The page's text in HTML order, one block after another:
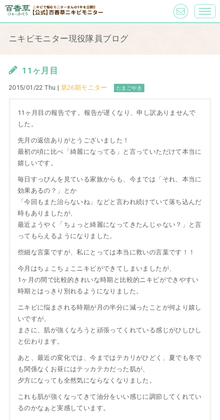
ニキビモニター現役隊員ブログ
11ヶ月目
2015/01/22 Thu | 第26期モニター たまごやき
11ヶ月目の報告です。報告が遅くなり、申し訳ありませんで
した。
先月の返信ありがとうございました！
最初の頃に比べ「綺麗になってる」と言っていただけて本当に
嬉しいです。
毎日すっぴんを見ている家族からも、今までは「それ、本当に
効果あるの？」とか
「今回もまた治らないね」などと言われ続けていて落ち込んだ
時もありましたが、
最近ようやく「ちょっと綺麗になってきたんじゃない？」と言
ってもらえるようになりました。
些細な言葉ですが、私にとっては本当に救いの言葉です！！
今月はちょこちょこニキビができてしまいましたが、
1ヶ月の間で比較的きれいな時期と比較的ニキビができやすい
時期とはっきり別れるようになりました。
ニキビに悩まされる時期が月の半分に減ったことが何より嬉し
いですが、
まさに、肌が強くなろうと頑張ってくれている感じがひしひし
と伝わります。
あと、最近の変化では、今まではテカリがひどく、夏でも冬で
も関係なくお昼にはテッカテカだった肌が、
夕方になっても全然気にならなくなりました。
これも肌が強くなってきて油分をいい感じに調節してくれてい
るのかなぁと実感しています。